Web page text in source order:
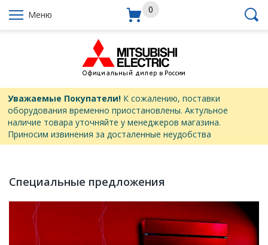
Меню 0
Уважаемые Покупатели!К сожалению, поставки
оборудования временно приостановлены. Актульное
наличие товара уточняйте у менеджеров магазина.
Приносим извинения за досталенные неудобства
Специальные предложения